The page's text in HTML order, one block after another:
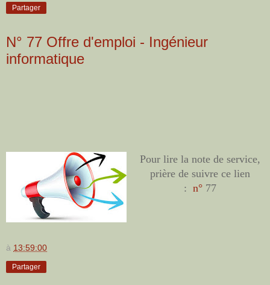
Partager
N° 77 Offre d'emploi - Ingénieur
informatique
Pour lire la note de service,
prière de suivre ce lien
: n° 77
à 13:59:00
Partager